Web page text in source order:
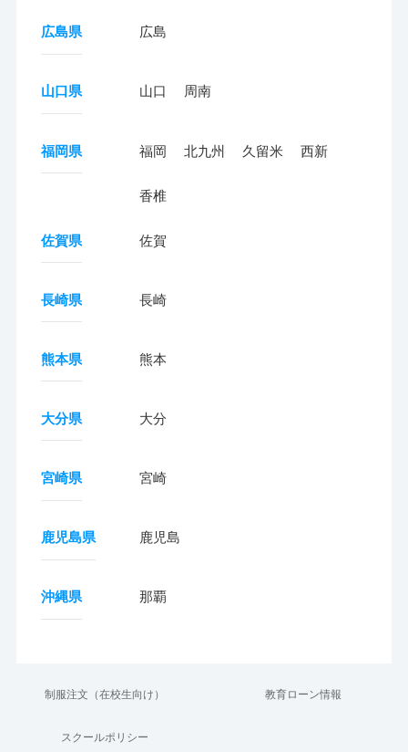
広島県 広島
山口県 山口 周南
福岡県 福岡 北九州 久留米 西新
香椎
佐賀県 佐賀
長崎県 長崎
熊本県 熊本
大分県 大分
宮崎県 宮崎
鹿児島県 鹿児島
沖縄県 那覇
制服注文（在校生向け） 教育ローン情報
スクールポリシー